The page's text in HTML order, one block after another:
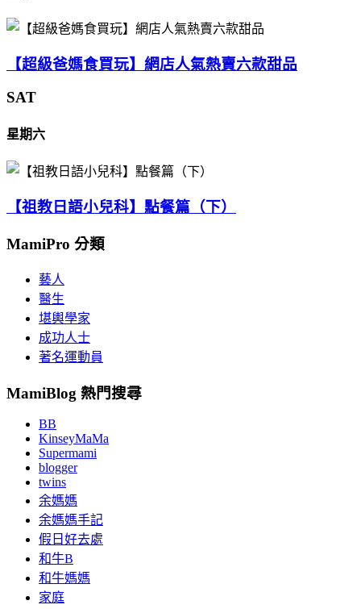
【超級爸媽食買玩】網店人氣熱賣六款甜品
SAT
星期六
【祖教日語小兒科】點餐篇（下）
MamiPro 分類
藝人
醫生
堪輿學家
成功人士
著名運動員
MamiBlog 熱門搜尋
BB
KinseyMaMa
Supermami
blogger
twins
余媽媽
余媽媽手記
假日好去處
和牛B
和牛媽媽
家庭